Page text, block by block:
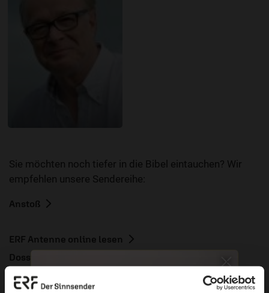
Sie möchten noch tiefer in die Bibel eintauchen? Wir
empfehlen unsere Sendereihe:
Anstoß
ERF Antenne online lesen
Dossier zum Thema: „Besitz“
Nutzungsrechte